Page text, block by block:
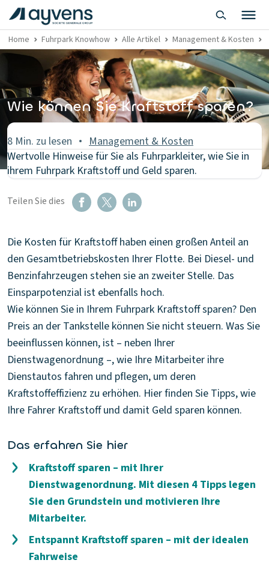
Home Fuhrpark Knowhow Alle Artikel Management & Kosten
Wie können Sie Kraftstoff sparen?
8 Min. zu lesen
Management & Kosten
Wertvolle Hinweise für Sie als Fuhrparkleiter, wie Sie in
ihrem Fuhrpark Kraftstoff und Geld sparen.
Teilen Sie dies
Die Kosten für Kraftstoff haben einen großen Anteil an
den Gesamtbetriebskosten Ihrer Flotte. Bei Diesel- und
Benzinfahrzeugen stehen sie an zweiter Stelle. Das
Einsparpotenzial ist ebenfalls hoch.
Wie können Sie in Ihrem Fuhrpark Kraftstoff sparen? Den
Preis an der Tankstelle können Sie nicht steuern. Was Sie
beeinflussen können, ist – neben Ihrer
Dienstwagenordnung –, wie Ihre Mitarbeiter ihre
Dienstautos fahren und pflegen, um deren
Kraftstoffeffizienz zu erhöhen. Hier finden Sie Tipps, wie
Ihre Fahrer Kraftstoff und damit Geld sparen können.
Das erfahren Sie hier
Kraftstoff sparen – mit Ihrer
Dienstwagenordnung. Mit diesen 4 Tipps legen
Sie den Grundstein und motivieren Ihre
Mitarbeiter.
Entspannt Kraftstoff sparen – mit der idealen
Fahrweise